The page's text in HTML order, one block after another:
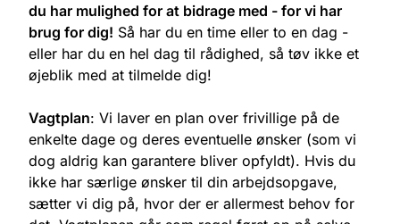
du har mulighed for at bidrage med - for vi har
brug for dig! Så har du en time eller to en dag -
eller har du en hel dag til rådighed, så tøv ikke et
øjeblik med at tilmelde dig!
Vagtplan: Vi laver en plan over frivillige på de
enkelte dage og deres eventuelle ønsker (som vi
dog aldrig kan garantere bliver opfyldt). Hvis du
ikke har særlige ønsker til din arbejdsopgave,
sætter vi dig på, hvor der er allermest behov for